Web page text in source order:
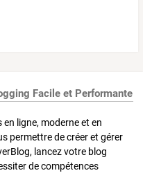
Facile et Performante
ligne, moderne et en
permettre de créer et gérer
lancez votre blog
de compétences